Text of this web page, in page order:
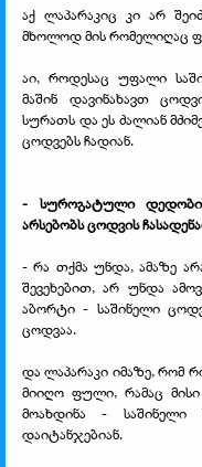
აქ ლაპარაკიც კი არ
მხოლოდ მის რომელიღაც
აი, როდესაც უფალი
მაშინ დავინახავთ
სურათს და ეს ძალიან
ცოდვებს ჩადიან.
- სუროგატული
არსებობს ცოდვის
- რა თქმა უნდა, ამაზე
შევეხებით, არ უნდა
აბორტი - საშინელი
ცოდვაა.
და ლაპარაკი იმაზე, რომ
მიიღო ფული, რამაც მისი
მოახდინა - საშინელი
დაიტანჯებიან.